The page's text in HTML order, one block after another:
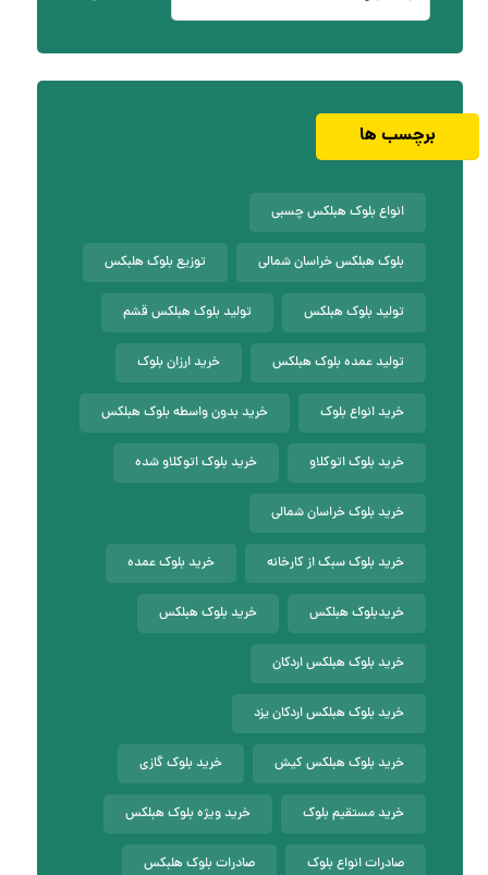
برچسب ها
انواع بلوک هبلکس چسبی
بلوک هبلکس خراسان شمالی توزیع بلوک هلبکس
تولید بلوک هبلکس تولید بلوک هبلکس قشم
تولید عمده بلوک هبلکس خرید ارزان بلوک
خرید انواع بلوک خرید بدون واسطه بلوک هبلکس
خرید بلوک اتوکلاو خرید بلوک اتوکلاو شده
خرید بلوک خراسان شمالی
خرید بلوک سبک از کارخانه خرید بلوک عمده
خریدبلوک هبلکس خرید بلوک هبلکس
خرید بلوک هبلکس اردکان
خرید بلوک هبلکس اردکان یزد
خرید بلوک هبلکس کیش خرید بلوک گازی
خرید مستقیم بلوک خرید ویژه بلوک هبلکس
صادرات انواع بلوک صادرات بلوک هلبکس